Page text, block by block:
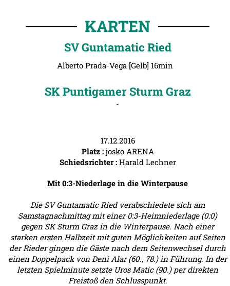
KARTEN
SV Guntamatic Ried
Alberto Prada-Vega [Gelb] 16min
SK Puntigamer Sturm Graz
-
17.12.2016
Platz : josko ARENA
Schiedsrichter : Harald Lechner
Mit 0:3-Niederlage in die Winterpause
Die SV Guntamatic Ried verabschiedete sich am
Samstagnachmittag mit einer 0:3-Heimniederlage (0:0)
gegen SK Sturm Graz in die Winterpause. Nach einer
starken ersten Halbzeit mit guten Möglichkeiten auf Seiten
der Rieder gingen die Gäste nach dem Seitenwechsel durch
einen Doppelpack von Deni Alar (60., 78.) in Führung. In der
letzten Spielminute setzte Uros Matic (90.) per direkten
Freistoß den Schlusspunkt.